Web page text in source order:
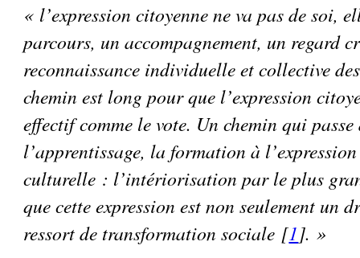
« l’expression citoyenne ne va pas de soi,
parcours, un accompagnement, un regard
reconnaissance individuelle et collective
chemin est long pour que l’expression
effectif comme le vote. Un chemin qui
l’apprentissage, la formation à
culturelle : l’intériorisation par le plus
que cette expression est non seulement un
ressort de transformation sociale [1]. »